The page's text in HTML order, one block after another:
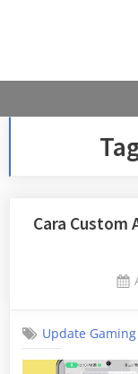
Cara Custom
Update Gaming